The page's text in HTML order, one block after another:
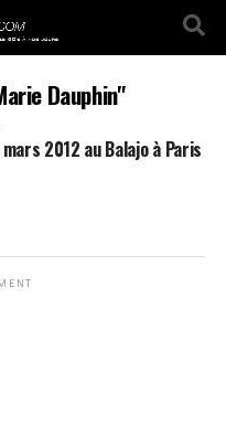
Dauphin"
2012 au Balajo à Paris